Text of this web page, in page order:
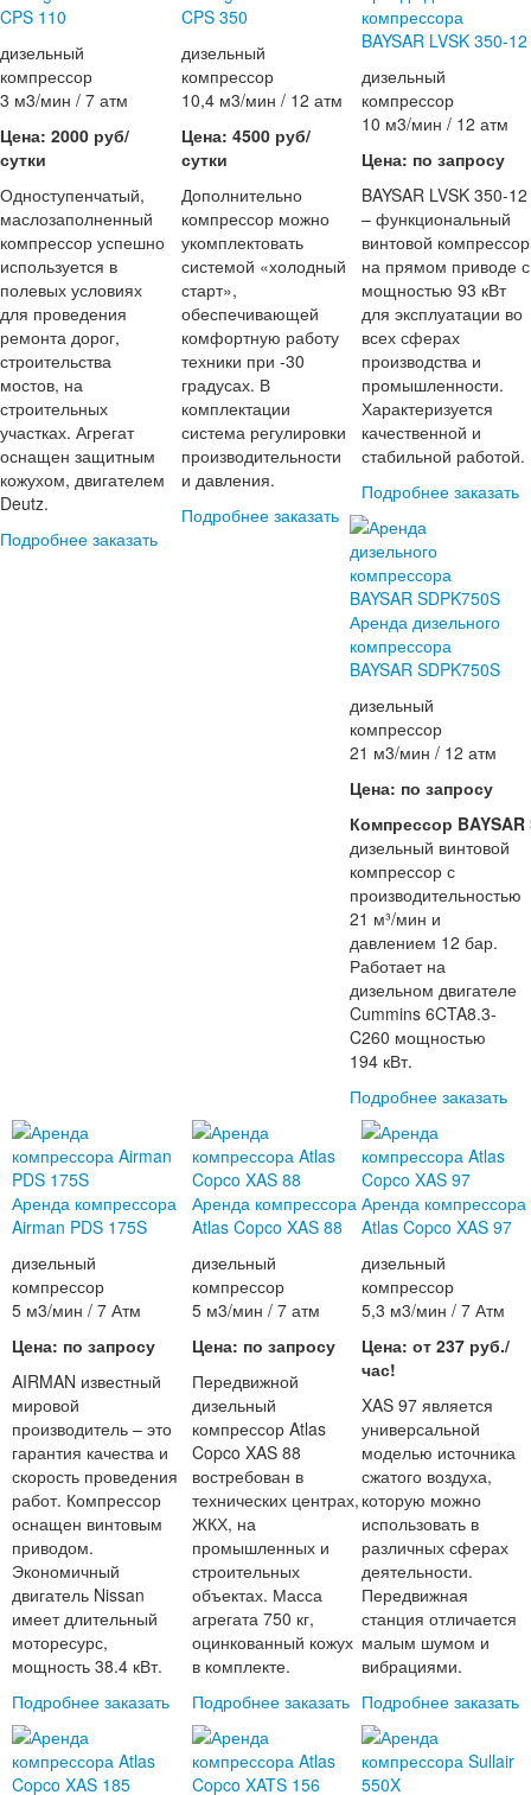
CPS 110
дизельный
компрессор
3 м3/мин / 7 атм
Цена: 2000 руб/
сутки
Одноступенчатый,
маслозаполненный
компрессор успешно
используется в
полевых условиях
для проведения
ремонта дорог,
строительства
мостов, на
строительных
участках. Агрегат
оснащен защитным
кожухом, двигателем
Deutz.
Подробнее заказать
CPS 350
дизельный
компрессор
10,4 м3/мин / 12 атм
Цена: 4500 руб/
сутки
Дополнительно
компрессор можно
укомплектовать
системой «холодный
старт»,
обеспечивающей
комфортную работу
техники при -30
градусах. В
комплектации
система регулировки
производительности
и давления.
Подробнее заказать
компрессора
BAYSAR LVSK 350-12
дизельный
компрессор
10 м3/мин / 12 атм
Цена: по запросу
BAYSAR LVSK 350-12
– функциональный
винтовой компрессор
на прямом приводе с
мощностью 93 кВт
для эксплуатации во
всех сферах
производства и
промышленности.
Характеризуется
качественной и
стабильной работой.
Подробнее заказать
Аренда дизельного
компрессора
BAYSAR SDPK750S
дизельный
компрессор
21 м3/мин / 12 атм
Цена: по запросу
Компрессор BAYSAR
дизельный винтовой
компрессор с
производительностью
21 м³/мин и
давлением 12 бар.
Работает на
дизельном двигателе
Cummins 6CTA8.3-
C260 мощностью
194 кВт.
Подробнее заказать
Аренда компрессора
Airman PDS 175S
дизельный
компрессор
5 м3/мин / 7 Атм
Цена: по запросу
AIRMAN известный
мировой
производитель – это
гарантия качества и
скорость проведения
работ. Компрессор
оснащен винтовым
приводом.
Экономичный
двигатель Nissan
имеет длительный
моторесурс,
мощность 38.4 кВт.
Подробнее заказать
Аренда компрессора
Atlas Copco XAS 88
дизельный
компрессор
5 м3/мин / 7 атм
Цена: по запросу
Передвижной
дизельный
компрессор Atlas
Copco XAS 88
востребован в
технических центрах,
ЖКХ, на
промышленных и
строительных
объектах. Масса
агрегата 750 кг,
оцинкованный кожух
в комплекте.
Подробнее заказать
Аренда компрессора
Atlas Copco XAS 97
дизельный
компрессор
5,3 м3/мин / 7 Атм
Цена: от 237 руб./
час!
XAS 97 является
универсальной
моделью источника
сжатого воздуха,
которую можно
использовать в
различных сферах
деятельности.
Передвижная
станция отличается
малым шумом и
вибрациями.
Подробнее заказать